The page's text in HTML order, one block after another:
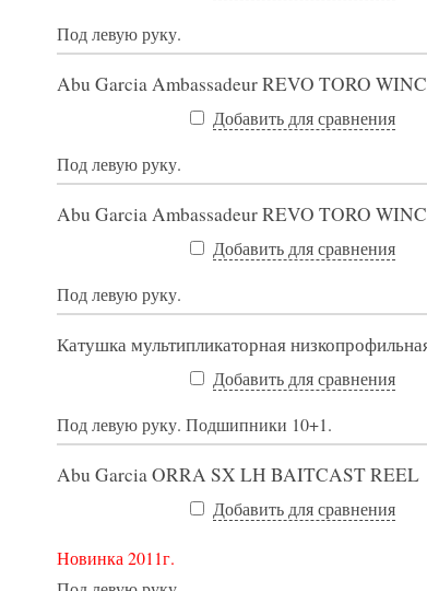
Под левую руку.
Abu Garcia Ambassadeur REVO TORO
Добавить для сравнения
Под левую руку.
Abu Garcia Ambassadeur REVO TORO
Добавить для сравнения
Под левую руку.
Катушка мультипликаторная
Добавить для сравнения
Под левую руку. Подшипники 10+1.
Abu Garcia ORRA SX LH BAITCAST REEL
Добавить для сравнения
Новинка 2011г.